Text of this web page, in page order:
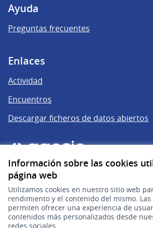
Información sobre las cookies
página web
Utilizamos cookies en nuestro sitio web
rendimiento y el contenido del mismo. Las
permiten ofrecer una experiencia de
contenidos más personalizados desde
redes sociales.
Ayuda
Preguntas frecuentes
Enlaces
Actividad
Encuentros
Descargar ficheros de datos abiertos
gub.uy
(Enlace